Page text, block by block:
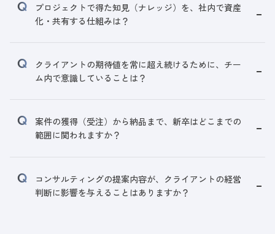
プロジェクトで得た知見（ナレッジ）を、社内で資産
化・共有する仕組みは？
クライアントの期待値を常に超え続けるために、チー
ム内で意識していることは？
案件の獲得（受注）から納品まで、新卒はどこまでの
範囲に関われますか？
コンサルティングの提案内容が、クライアントの経営
判断に影響を与えることはありますか？